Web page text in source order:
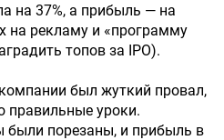
на 37%, а прибыль — на
на рекламу и «программу
топов за IPO).
был жуткий провал,
правильные уроки.
были порезаны, и прибыль в